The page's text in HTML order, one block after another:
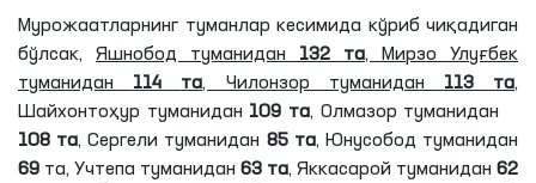
Мурожаатларнинг туманлар кесимида кўриб чиқадиган
бўлсак, Яшнобод туманидан 132 та, Мирзо Улуғбек
туманидан 114 та, Чилонзор туманидан 113 та,
Шайхонтоҳур туманидан 109 та, Олмазор туманидан
108 та, Сергели туманидан 85 та, Юнусобод туманидан
69 та, Учтепа туманидан 63 та, Яккасарой туманидан 62